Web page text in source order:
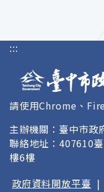
:::
請使用Chrome、
主辦機關：臺中市政
聯絡地址：407610
樓6樓
政府資料開放平臺 |